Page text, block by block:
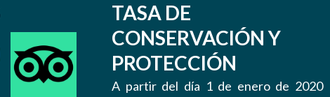
TASA DE
CONSERVACIÓN Y
PROTECCIÓN
A partir del día 1 de enero de 2020